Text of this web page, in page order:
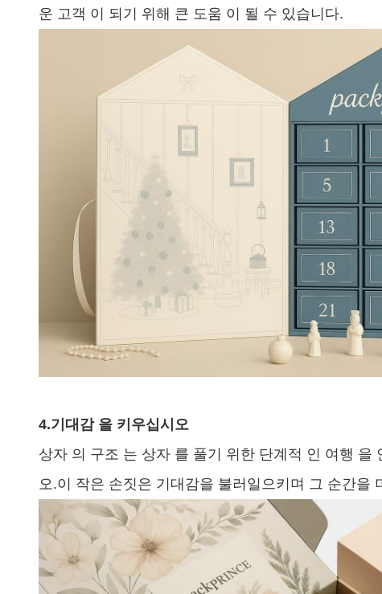
운 고객 이 되기 위해 큰 도움 이 될 수 있습니다.
4.기대감 을 키우십시오
상자 의 구조 는 상자 를 풀기 위한 단계적 인 여행 을
오.이 작은 손짓은 기대감을 불러일으키며 그 순간을